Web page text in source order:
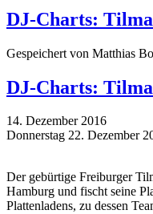
DJ-Charts:
Gespeichert von Matthias
DJ-Charts:
14. Dezember 2016
Donnerstag 22. Dezember
Der gebürtige Freiburger
Hamburg und fischt seine
Plattenladens, zu dessen